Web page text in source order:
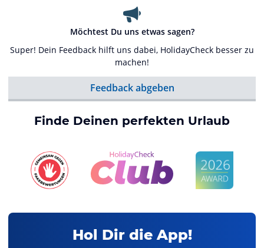
Möchtest Du uns etwas sagen?
Super! Dein Feedback hilft uns dabei, HolidayCheck besser zu
machen!
Feedback abgeben
Finde Deinen perfekten Urlaub
Hol Dir die App!